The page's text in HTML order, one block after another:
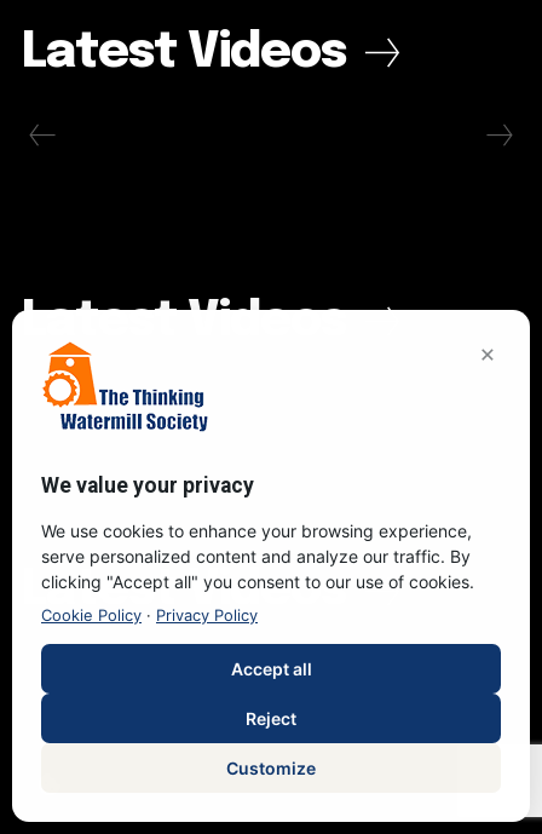
Latest Videos
Latest Videos
Latest Videos
×
We value your privacy
We use cookies to enhance your browsing experience,
serve personalized content and analyze our traffic. By
clicking "Accept all" you consent to our use of cookies.
Cookie Policy · Privacy Policy
Accept all
Reject
Customize